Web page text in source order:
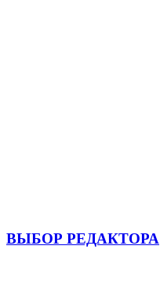
ВЫБОР РЕДАКТОРА